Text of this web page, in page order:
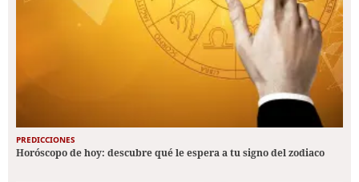
PREDICCIONES
Horóscopo de hoy: descubre qué le espera a tu signo del zodiaco